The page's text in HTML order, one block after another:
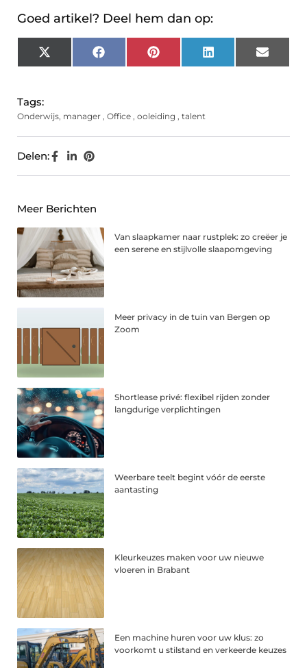
Goed artikel? Deel hem dan op:
X
(Twitter)
FacebookPinterest LinkedIn Email
Tags:
Onderwijs, manager , Office , ooleiding , talent
Delen:
Meer Berichten
Van slaapkamer naar rustplek: zo creëer je
een serene en stijlvolle slaapomgeving
Meer privacy in de tuin van Bergen op
Zoom
Shortlease privé: flexibel rijden zonder
langdurige verplichtingen
Weerbare teelt begint vóór de eerste
aantasting
Kleurkeuzes maken voor uw nieuwe
vloeren in Brabant
Een machine huren voor uw klus: zo
voorkomt u stilstand en verkeerde keuzes